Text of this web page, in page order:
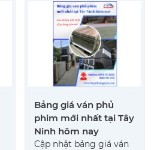
giá tốt nhất tại Đồng
Bảng giá ván phủ
phim mới nhất tại Tây
Ninh hôm nay
Cập nhật bảng giá ván